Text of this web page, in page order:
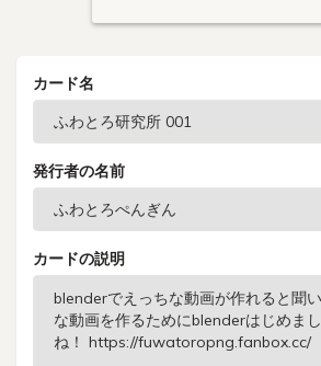
カード名
発行者の名前
カードの説明